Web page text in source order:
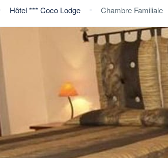
Hôtel *** Coco Lodge Chambre Familiale